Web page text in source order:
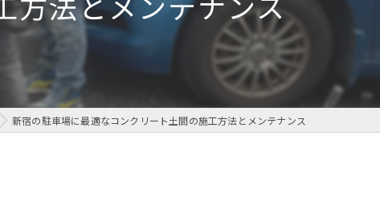
新宿の駐車場に最適なコンクリート土間の施工方法とメンテナンス